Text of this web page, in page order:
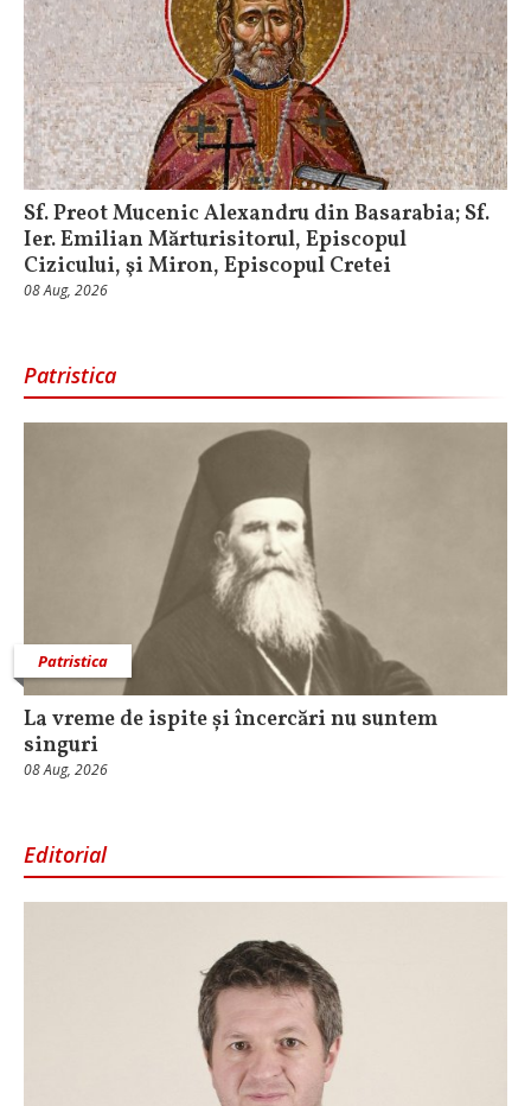
Sf. Preot Mucenic Alexandru din Basarabia; Sf.
Ier. Emilian Mărturisitorul, Episcopul
Cizicului, şi Miron, Episcopul Cretei
08 Aug, 2026
Patristica
Patristica
La vreme de ispite și încercări nu suntem
singuri
08 Aug, 2026
Editorial